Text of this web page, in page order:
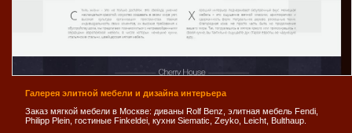
Галерея элитной мебели и дизайна интерьера
Заказ мягкой мебели в Москве: диваны Rolf Benz, элитная мебель Fendi,
Philipp Plein, гостиные Finkeldei, кухни Siematic, Zeyko, Leicht, Bulthaup.